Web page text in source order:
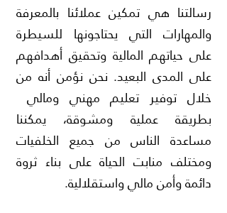
رسالتنا هي تمكين عملائنا بالمعرفة
والمهارات التي يحتاجونها للسيطرة
على حياتهم المالية وتحقيق أهدافهم
على المدى البعيد. نحن نؤمن أنه من
خلال توفير تعليم مهني ومالي
بطريقة عملية ومشوقة، يمكننا
مساعدة الناس من جميع الخلفيات
ومختلف منابت الحياة على بناء ثروة
دائمة وأمن مالي واستقلالية.